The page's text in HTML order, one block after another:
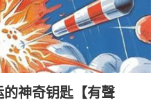
神奇钥匙【有聲